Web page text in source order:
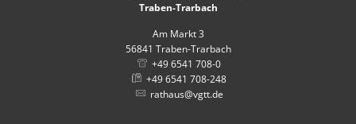
Traben-Trarbach
Am Markt 3
56841 Traben-Trarbach
+49 6541 708-0
+49 6541 708-248
rathaus@vgtt.de